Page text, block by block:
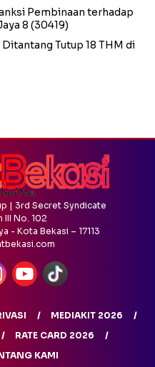
Pembinaan terhadap
8 (30419)
Tutup 18 THM di
| 3rd Secret Syndicate
III No. 102
- Kota Bekasi – 17113
MEDIAKIT 2026
RATE CARD 2026
KAMI